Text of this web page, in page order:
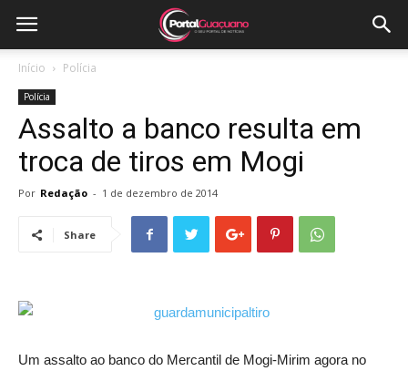
Início Polícia
Polícia
Assalto a banco resulta em
troca de tiros em Mogi
Por Redação - 1 de dezembro de 2014
Share
Um assalto ao banco do Mercantil de Mogi-Mirim agora no